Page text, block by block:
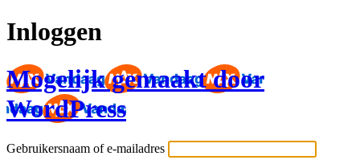
Inloggen
Mogelijk gemaakt door
WordPress
Gebruikersnaam of e-mailadres